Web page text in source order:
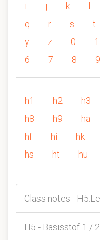
i
j k
q
r s t
y
z 0 1
6
7 8 9
h1 h2 h3
h8
h9 ha
hf
hi hk
hs
ht hu
Class notes -
H5 - Basisstof 1 /